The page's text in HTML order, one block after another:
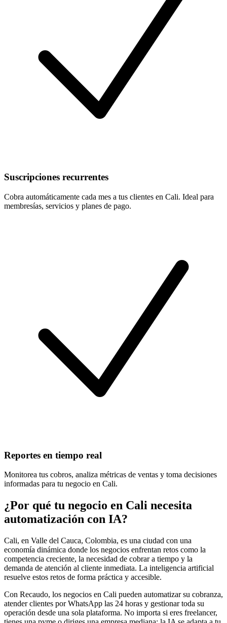
Suscripciones recurrentes
Cobra automáticamente cada mes a tus clientes en Cali. Ideal para
membresías, servicios y planes de pago.
Reportes en tiempo real
Monitorea tus cobros, analiza métricas de ventas y toma decisiones
informadas para tu negocio en Cali.
¿Por qué tu negocio en Cali necesita
automatización con IA?
Cali, en Valle del Cauca, Colombia, es una ciudad con una
economía dinámica donde los negocios enfrentan retos como la
competencia creciente, la necesidad de cobrar a tiempo y la
demanda de atención al cliente inmediata. La inteligencia artificial
resuelve estos retos de forma práctica y accesible.
Con Recaudo, los negocios en Cali pueden automatizar su cobranza,
atender clientes por WhatsApp las 24 horas y gestionar toda su
operación desde una sola plataforma. No importa si eres freelancer,